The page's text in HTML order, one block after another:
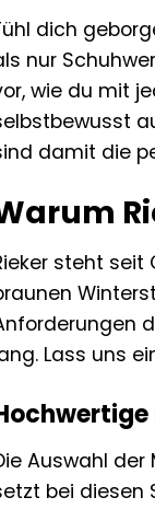
dich
nur
wie du mit
damit die
steht
Lass uns
Auswahl
bei diesen